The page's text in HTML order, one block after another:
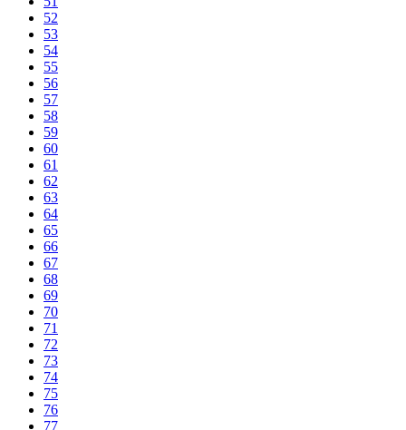
52
53
54
55
56
57
58
59
60
61
62
63
64
65
66
67
68
69
70
71
72
73
74
75
76
77